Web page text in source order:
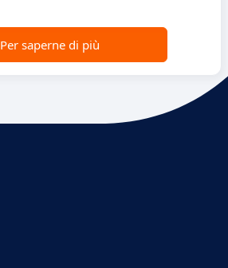
Per saperne di più